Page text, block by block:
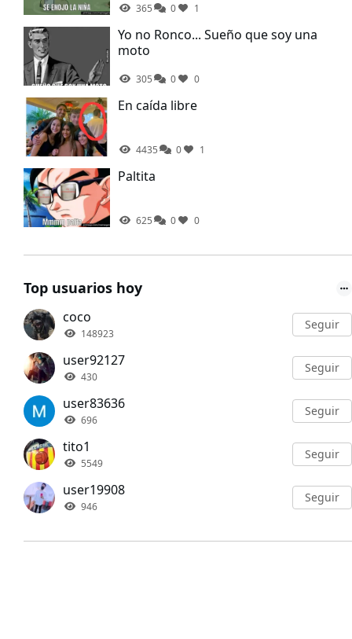
365 0 1
Yo no Ronco... Sueño que soy una
moto
305 0 0
En caída libre
4435 0 1
Paltita
625 0 0
Top usuarios hoy
coco
148923
Seguir
user92127
430
Seguir
user83636
696
Seguir
tito1
5549
Seguir
user19908
946
Seguir